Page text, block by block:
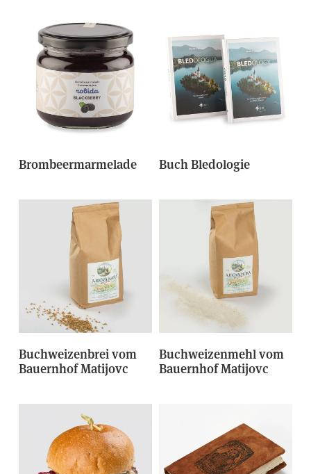
Brombeermarmelade Buch Bledologie
Buchweizenbrei vom
Bauernhof Matijovc
Buchweizenmehl vom
Bauernhof Matijovc